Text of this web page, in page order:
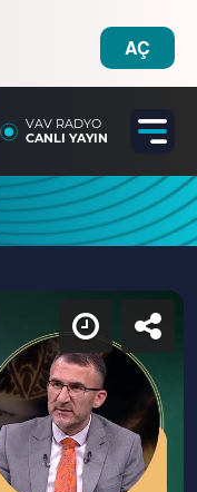
AÇ
VAV RADYO
CANLI YAYIN